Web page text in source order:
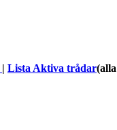
Lista Aktiva trådar(alla